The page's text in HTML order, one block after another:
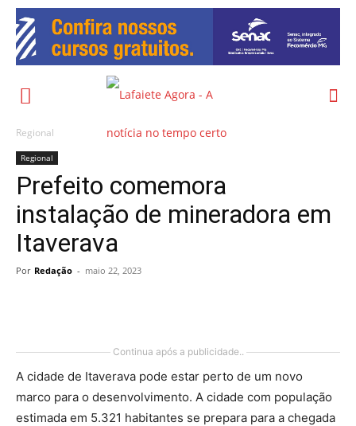
Regional
Regional
Prefeito comemora
instalação de mineradora em
Itaverava
Por Redação - maio 22, 2023
Continua após a publicidade..
A cidade de Itaverava pode estar perto de um novo
marco para o desenvolvimento. A cidade com população
estimada em 5.321 habitantes se prepara para a chegada